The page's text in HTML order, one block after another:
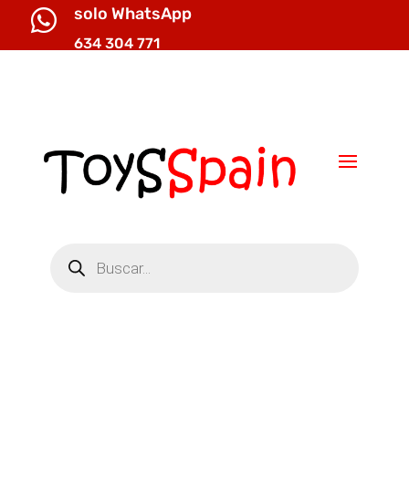
 solo WhatsApp
634 304 771
productos